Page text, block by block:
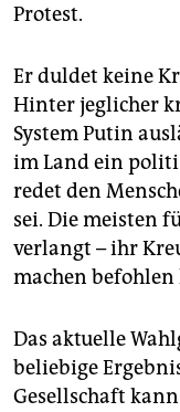
Protest.
Er duldet keine
Hinter jeglicher
System Putin
im Land ein
redet den
sei. Die meisten
verlangt – ihr
machen befohlen
Das aktuelle
beliebige
Gesellschaft